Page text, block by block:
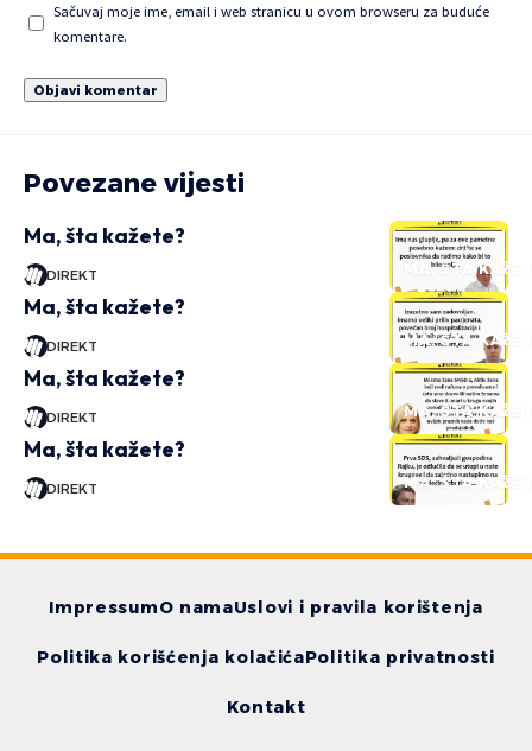
Sačuvaj moje ime, email i web stranicu u ovom browseru za buduće
komentare.
Povezane vijesti
MA, ŠTA
Ma, šta kažete?
DIREKT
MA, ŠTA
Ma, šta kažete?
DIREKT
MA, ŠTA
Ma, šta kažete?
DIREKT
MA, ŠTA
Ma, šta kažete?
DIREKT
ImpressumO namaUslovi i pravila korištenja
Politika korišćenja kolačićaPolitika privatnosti
Kontakt